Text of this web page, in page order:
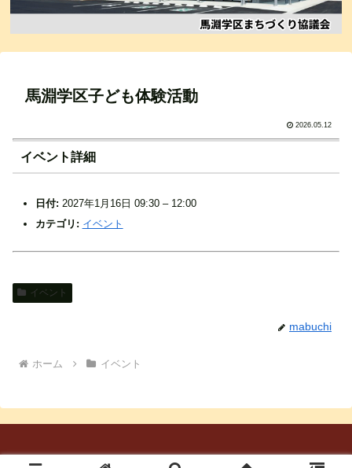
馬淵学区子ども体験活動
2026.05.12
イベント詳細
日付: 2027年1月16日 09:30– 12:00
カテゴリ: イベント
イベント
mabuchi
ホーム イベント